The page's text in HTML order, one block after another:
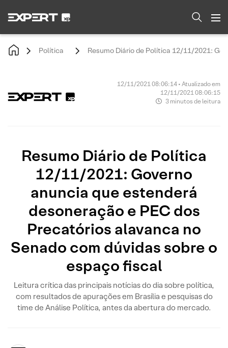
Política Resumo Diário de Política 12/11/2021:
12/11/2021 08:06:14 • Atualizado em
12/11/2021 08:06:15
3 minutos de leitura
Resumo Diário de Política
12/11/2021: Governo
anuncia que estenderá
desoneração e PEC dos
Precatórios alavanca no
Senado com dúvidas sobre o
espaço fiscal
Leitura crítica das principais notícias do dia sobre política,
com resultados de apurações em Brasília e pesquisas do
time de Análise Política, antes da abertura do mercado.